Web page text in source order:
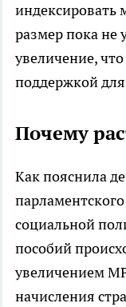
индексировать
размер пока не
увеличение,
поддержкой
Почему
Как пояснила
социальной
пособий
увеличением
начисления